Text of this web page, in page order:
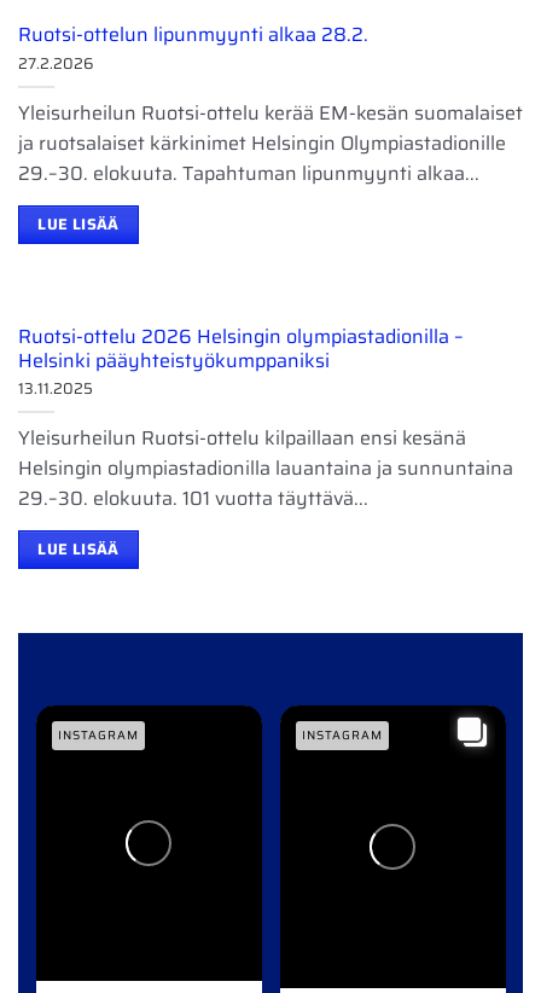
Ruotsi-ottelun lipunmyynti alkaa 28.2.
27.2.2026
Yleisurheilun Ruotsi-ottelu kerää EM-kesän suomalaiset
ja ruotsalaiset kärkinimet Helsingin Olympiastadionille
29.–30. elokuuta. Tapahtuman lipunmyynti alkaa...
LUE LISÄÄ
Ruotsi-ottelu 2026 Helsingin olympiastadionilla –
Helsinki pääyhteistyökumppaniksi
13.11.2025
Yleisurheilun Ruotsi-ottelu kilpaillaan ensi kesänä
Helsingin olympiastadionilla lauantaina ja sunnuntaina
29.–30. elokuuta. 101 vuotta täyttävä...
LUE LISÄÄ
INSTAGRAM INSTAGRAM